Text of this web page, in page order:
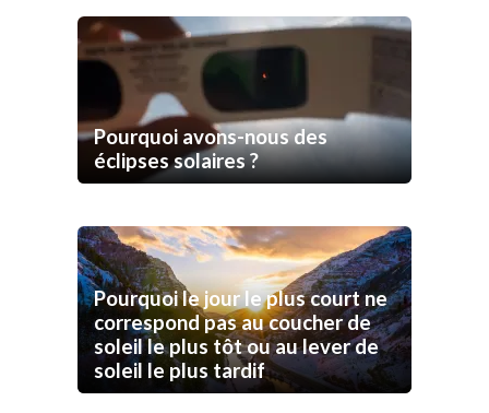
Pourquoi avons-nous des
éclipses solaires ?
Pourquoi le jour le plus court ne
correspond pas au coucher de
soleil le plus tôt ou au lever de
soleil le plus tardif